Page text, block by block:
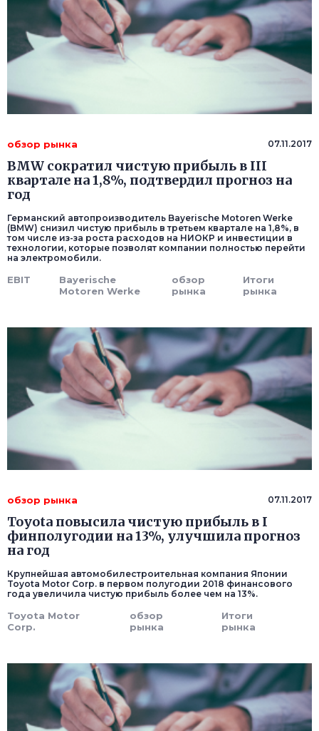
обзор рынка 07.11.2017
BMW сократил чистую прибыль в III
квартале на 1,8%, подтвердил прогноз на
год
Германский автопроизводитель Bayerische Motoren Werke
(BMW) снизил чистую прибыль в третьем квартале на 1,8%, в
том числе из-за роста расходов на НИОКР и инвестиции в
технологии, которые позволят компании полностью перейти
на электромобили.
EBIT
Bayerische
Motoren Werke
обзор
рынка
Итоги
рынка
обзор рынка 07.11.2017
Toyota повысила чистую прибыль в I
финполугодии на 13%, улучшила прогноз
на год
Крупнейшая автомобилестроительная компания Японии
Toyota Motor Corp. в первом полугодии 2018 финансового
года увеличила чистую прибыль более чем на 13%.
Toyota Motor
Corp.
обзор
рынка
Итоги
рынка